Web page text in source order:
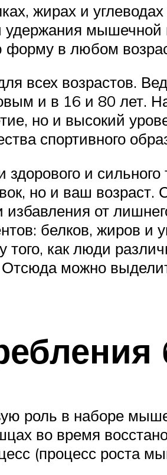
жирах и
удержания
в любом
всех возрастов.
и в 16 и 80 лет.
но и высокий
спортивного
и
но и ваш возраст.
от
белков, жиров и
как люди
можно
роль в наборе
во время
(процесс роста